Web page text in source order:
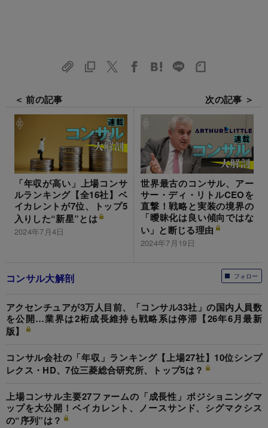
＜ 前の記事
「年収が高い」上場コンサ
ルランキング【全16社】ベ
イカレントが7位、トップ5
入りした“新星”とは
2024年7月4日
次の記事 ＞
世界最古のコンサル、アー
サー・ディ・リトルCEOを
直撃！戦略と実装の境界の
「曖昧化は良い傾向ではな
い」と断じる理由
2024年7月19日
フォロー
コンサル大解剖
アクセンチュアが3万人目前、「コンサル33社」の国内人員数
を公開…業界は2桁成長維持も戦略系は停滞【26年6月最新
版】
コンサル会社の「年収」ランキング【上場27社】10位シンプ
レクス・HD、7位三菱総合研究所、トップ5は？
上場コンサル主要27ファームの「成長性」ポジショニングマ
ップを大公開！ベイカレント、ノースサンド、シグマクシス
の“序列”は？